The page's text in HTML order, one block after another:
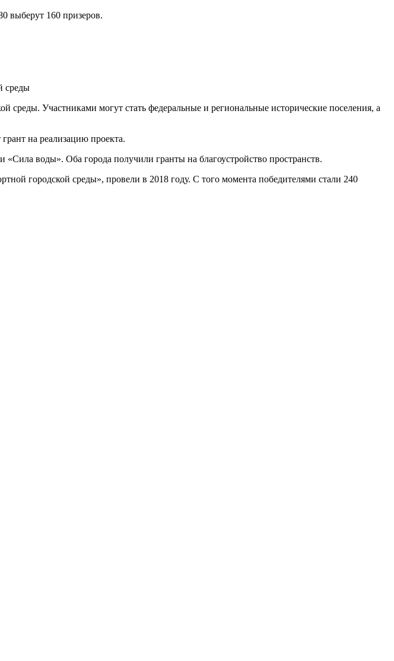
среды
среды. Участниками могут стать федеральные и региональные исторические поселения, а
на реализацию проекта.
воды». Оба города получили гранты на благоустройство пространств.
городской среды», провели в 2018 году. С того момента победителями стали 240